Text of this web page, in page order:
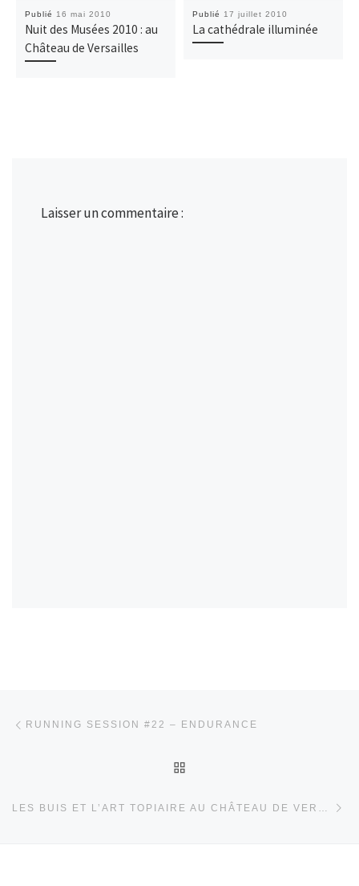
Publié 16 mai 2010
Nuit des Musées 2010 : au
Château de Versailles
Publié 17 juillet 2010
La cathédrale illuminée
Laisser un commentaire :
RUNNING SESSION #22 – ENDURANCE